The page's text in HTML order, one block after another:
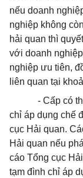
nếu doanh
nghiệp không
hải quan thì
với doanh
nghiệp ưu tiên,
liên quan tại
- Cấp có
chỉ áp dụng chế
cục Hải quan.
Hải quan nếu
cáo Tổng cục
tạm đình chỉ áp